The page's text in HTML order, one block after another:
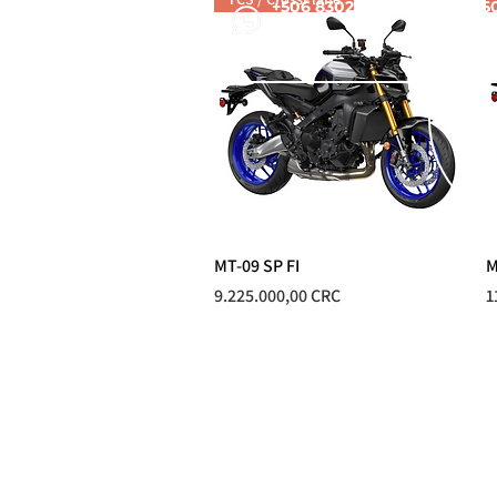
MT-09 SP FI
Precio
9.225.000,00 CRC
+506 8302 7848